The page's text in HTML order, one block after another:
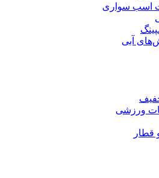
اسب سواری
آبی
ورزشی
قطار